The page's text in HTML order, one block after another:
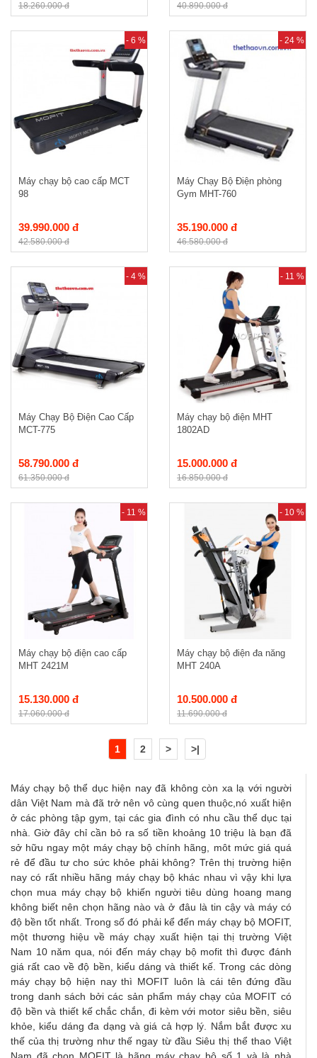
18.260.000 đ 40.890.000 đ
- 6 %
Máy chạy bộ cao cấp MCT
98
39.990.000 đ
42.580.000 đ
- 24 %
Máy Chạy Bộ Điện phòng
Gym MHT-760
35.190.000 đ
46.580.000 đ
- 4 %
Máy Chạy Bộ Điện Cao Cấp
MCT-775
58.790.000 đ
61.350.000 đ
- 11 %
Máy chạy bộ điện MHT
1802AD
15.000.000 đ
16.850.000 đ
- 11 %
Máy chạy bộ điện cao cấp
MHT 2421M
15.130.000 đ
17.060.000 đ
- 10 %
Máy chạy bộ điện đa năng
MHT 240A
10.500.000 đ
11.690.000 đ
1 2 > >|
Máy chạy bộ thể dục hiện nay đã không còn xa lạ với người
dân Việt Nam mà đã trở nên vô cùng quen thuộc,nó xuất hiện
ở các phòng tập gym, tại các gia đình có nhu cầu thể dục tại
nhà. Giờ đây chỉ cần bỏ ra số tiền khoảng 10 triệu là bạn đã
sở hữu ngay một máy chạy bộ chính hãng, môt mức giá quá
rẻ để đầu tư cho sức khỏe phải không? Trên thị trường hiện
nay có rất nhiều hãng máy chạy bộ khác nhau vì vậy khi lựa
chọn mua máy chạy bộ khiến người tiêu dùng hoang mang
không biết nên chọn hãng nào và ở đâu là tin cậy và máy có
độ bền tốt nhất. Trong số đó phải kể đến máy chạy bộ MOFIT,
một thương hiệu về máy chạy xuất hiện tại thị trường Việt
Nam 10 năm qua, nói đến máy chạy bộ mofit thì được đánh
giá rất cao về độ bền, kiểu dáng và thiết kế. Trong các dòng
máy chạy bộ hiện nay thì MOFIT luôn là cái tên đứng đầu
trong danh sách bởi các sản phẩm máy chạy của MOFIT có
độ bền và thiết kế chắc chắn, đi kèm với motor siêu bền, siêu
khỏe, kiểu dáng đa dạng và giá cả hợp lý. Nắm bắt được xu
thế của thị trường như thế ngay từ đầu Siêu thị thể thao Việt